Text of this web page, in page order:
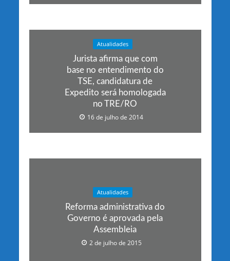
Atualidades
Jurista afirma que com
base no entendimento do
TSE, candidatura de
Expedito será homologada
no TRE/RO
16 de julho de 2014
Atualidades
Reforma administrativa do
Governo é aprovada pela
Assembleia
2 de julho de 2015